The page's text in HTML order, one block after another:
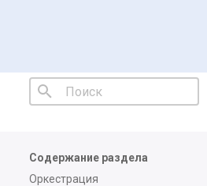
Содержание раздела
Оркестрация